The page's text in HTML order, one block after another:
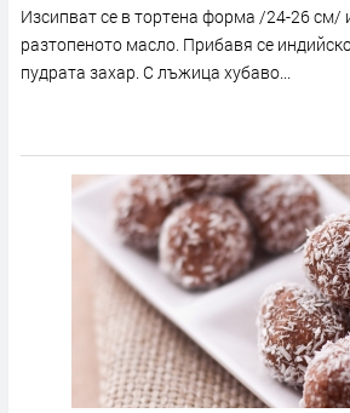
Изсипват се в тортена форма /24-26 см/
разтопеното масло. Прибавя се
пудрата захар. С лъжица хубаво...